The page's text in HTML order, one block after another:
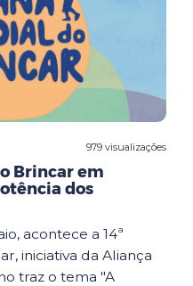
979 visualizações
Brincar em
dos
acontece a 14ª
iniciativa da Aliança
traz o tema "A